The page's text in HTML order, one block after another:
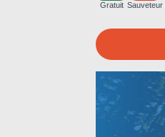
Gratuit Sauveteur